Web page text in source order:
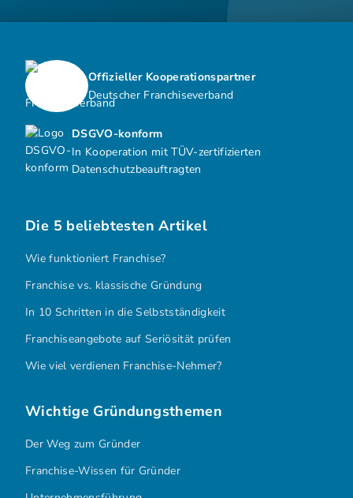
DSGVO-konform
In Kooperation mit TÜV-zertifizierten
Datenschutzbeauftragten
Offizieller Kooperationspartner
Deutscher Franchiseverband
Die 5 beliebtesten Artikel
Wie funktioniert Franchise?
Franchise vs. klassische Gründung
In 10 Schritten in die Selbstständigkeit
Franchiseangebote auf Seriösität prüfen
Wie viel verdienen Franchise-Nehmer?
Wichtige Gründungsthemen
Der Weg zum Gründer
Franchise-Wissen für Gründer